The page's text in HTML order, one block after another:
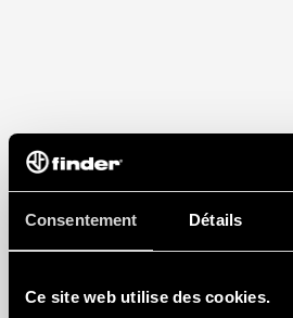
Consentement Détails
Ce site web utilise des cookies.